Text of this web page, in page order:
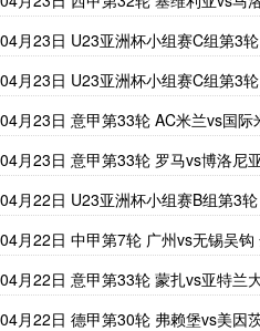
04月23日 U23亚洲杯小组赛C组第3
04月23日 U23亚洲杯小组赛C组第3
04月23日 意甲第33轮 AC米兰vs国际
04月23日 意甲第33轮 罗马vs博洛尼
04月22日 U23亚洲杯小组赛B组第3
04月22日 中甲第7轮 广州vs无锡吴钩
04月22日 意甲第33轮 蒙扎vs亚特兰
04月22日 德甲第30轮 弗赖堡vs美因